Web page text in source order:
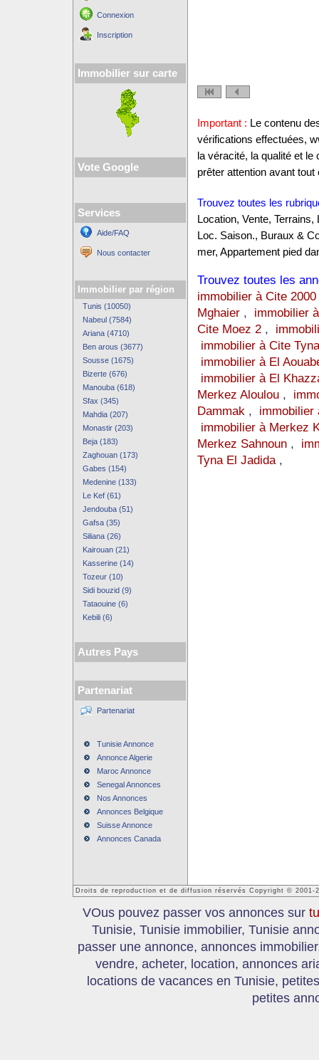
Connexion
Inscription
Immobilier sur carte
Vote Google
Services
Aide/FAQ
Nous contacter
Immobilier par région
Tunis (10050)
Nabeul (7584)
Ariana (4710)
Ben arous (3677)
Sousse (1675)
Bizerte (676)
Manouba (618)
Sfax (345)
Mahdia (207)
Monastir (203)
Beja (183)
Zaghouan (173)
Gabes (154)
Medenine (133)
Le Kef (61)
Jendouba (51)
Gafsa (35)
Siliana (26)
Kairouan (21)
Kasserine (14)
Tozeur (10)
Sidi bouzid (9)
Tataouine (6)
Kebili (6)
Autres Pays
Partenariat
Partenariat
Tunisie Annonce
Annonce Algerie
Maroc Annonce
Senegal Annonces
Nos Annonces
Annonces Belgique
Suisse Annonce
Annonces Canada
Important : Le contenu
vérifications effectuées,
la véracité, la qualité et
prêter attention avant tout
Trouvez toutes les
Location, Vente,
Loc. Saison., Buraux &
mer, Appartement pied
Trouvez toutes les
immobilier à Cite 2000
Mghaier, immobilier
Cite Moez 2,
immobilier à Cite
immobilier à El
immobilier à El
Merkez Aloulou,
Dammak, immobilier
immobilier à Merkez
Merkez Sahnoun,
Tyna El Jadida,
Droits de reproduction et de diffusion réservés Copyright © 2001-
VOus pouvez passer vos annonces sur
Tunisie, Tunisie immobilier, Tunisie
passer une annonce, annonces
vendre, acheter, location, annonces
locations de vacances en Tunisie,
petites